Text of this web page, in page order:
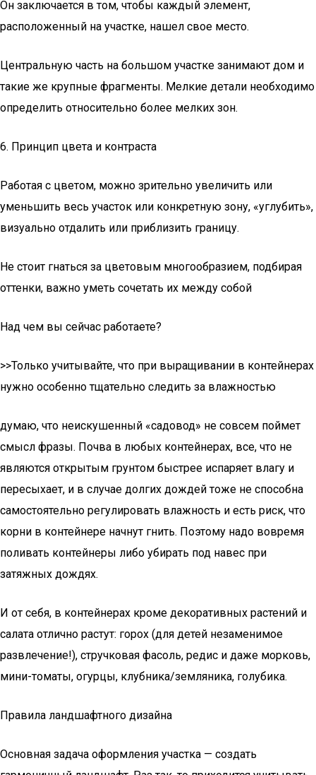
Он заключается в том, чтобы каждый элемент,
расположенный на участке, нашел свое место.
Центральную часть на большом участке занимают дом и
такие же крупные фрагменты. Мелкие детали необходимо
определить относительно более мелких зон.
6. Принцип цвета и контраста
Работая с цветом, можно зрительно увеличить или
уменьшить весь участок или конкретную зону, «углубить»,
визуально отдалить или приблизить границу.
Не стоит гнаться за цветовым многообразием, подбирая
оттенки, важно уметь сочетать их между собой
Над чем вы сейчас работаете?
>>Только учитывайте, что при выращивании в контейнерах
нужно особенно тщательно следить за влажностью
думаю, что неискушенный «садовод» не совсем поймет
смысл фразы. Почва в любых контейнерах, все, что не
являются открытым грунтом быстрее испаряет влагу и
пересыхает, и в случае долгих дождей тоже не способна
самостоятельно регулировать влажность и есть риск, что
корни в контейнере начнут гнить. Поэтому надо вовремя
поливать контейнеры либо убирать под навес при
затяжных дождях.
И от себя, в контейнерах кроме декоративных растений и
салата отлично растут: горох (для детей незаменимое
развлечение!), стручковая фасоль, редис и даже морковь,
мини-томаты, огурцы, клубника/земляника, голубика.
Правила ландшафтного дизайна
Основная задача оформления участка — создать